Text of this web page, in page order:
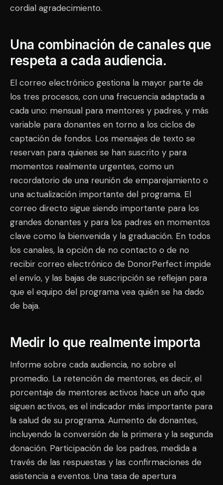
cordial agradecimiento.
Una combinación de canales que
respeta a cada audiencia.
El correo electrónico gestiona la mayor parte de
los tres procesos, con una frecuencia adaptada a
cada uno: mensual para mentores y padres, y más
variable para donantes en torno a los ciclos de
captación de fondos. Los mensajes de texto se
reservan para quienes se han suscrito y para
momentos realmente urgentes, como un
recordatorio de una reunión de emparejamiento o
una actualización importante del programa. El
correo directo sigue siendo importante para los
grandes donantes y para los padres en momentos
clave como la bienvenida y la graduación. En todos
los canales, la opción de no contacto o de no
recibir correo electrónico de DonorPerfect impide
el envío, y las bajas de suscripción se reflejan para
que el equipo del programa vea quién se ha dado
de baja.
Medir lo que realmente importa
Informe sobre cada audiencia, no sobre el
promedio. La retención de mentores, es decir, el
porcentaje de mentores activos hace un año que
siguen activos, es el indicador más importante para
la salud de su programa. Aumento de donantes,
incluyendo la conversión de la primera y la segunda
donación. Participación de los padres, medida a
través de las respuestas y las confirmaciones de
asistencia a eventos. Una tasa de apertura